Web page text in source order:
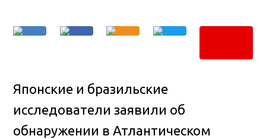
Японские и бразильские
исследователи заявили об
обнаружении в Атлантическом